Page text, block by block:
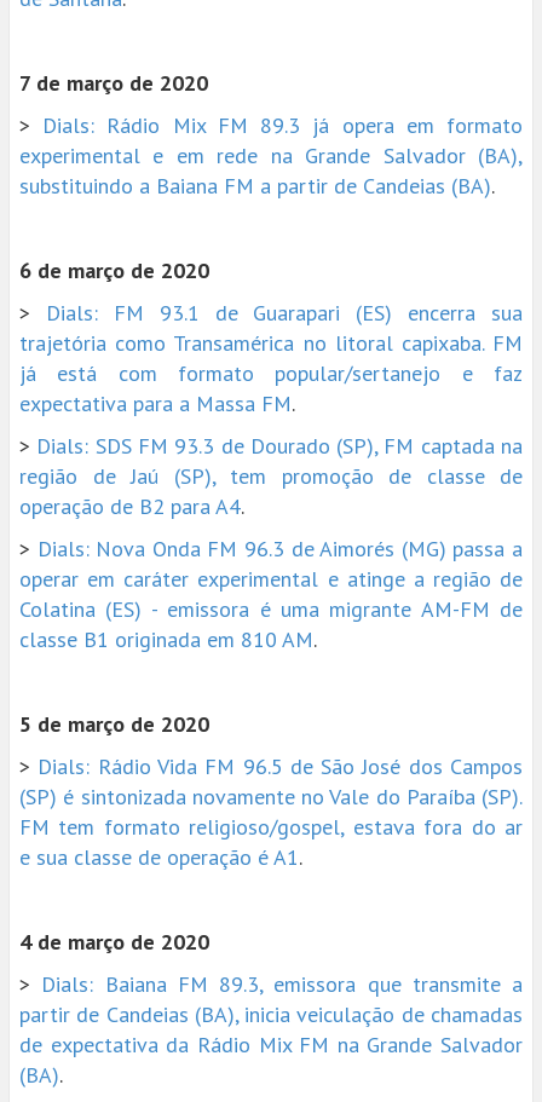
7 de março de 2020
> Dials: Rádio Mix FM 89.3 já opera em formato
experimental e em rede na Grande Salvador (BA),
substituindo a Baiana FM a partir de Candeias (BA).
6 de março de 2020
> Dials: FM 93.1 de Guarapari (ES) encerra sua
trajetória como Transamérica no litoral capixaba. FM
já está com formato popular/sertanejo e faz
expectativa para a Massa FM.
> Dials: SDS FM 93.3 de Dourado (SP), FM captada na
região de Jaú (SP), tem promoção de classe de
operação de B2 para A4.
> Dials: Nova Onda FM 96.3 de Aimorés (MG) passa a
operar em caráter experimental e atinge a região de
Colatina (ES) - emissora é uma migrante AM-FM de
classe B1 originada em 810 AM.
5 de março de 2020
> Dials: Rádio Vida FM 96.5 de São José dos Campos
(SP) é sintonizada novamente no Vale do Paraíba (SP).
FM tem formato religioso/gospel, estava fora do ar
e sua classe de operação é A1.
4 de março de 2020
> Dials: Baiana FM 89.3, emissora que transmite a
partir de Candeias (BA), inicia veiculação de chamadas
de expectativa da Rádio Mix FM na Grande Salvador
(BA).